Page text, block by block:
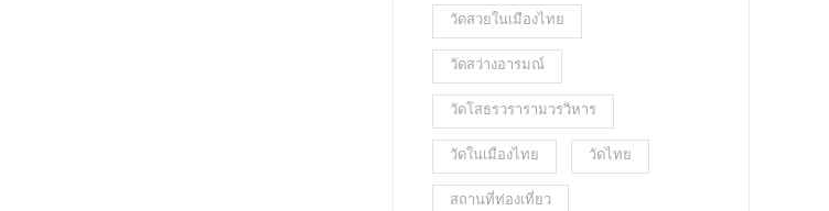
วัดสวยในเมืองไทย
วัดสว่างอารมณ์
วัดโสธรวรารามวรวิหาร
วัดในเมืองไทย วัดไทย
สถานที่ท่องเที่ยว